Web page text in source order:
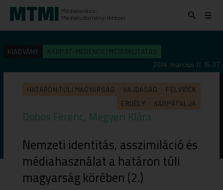
Médiatanács,
Médiatudományi Intézet
KERESÉS AZ INTÉZET ANYAGAI KÖZÖTT
indítása
Keresés
Menü
KIADVÁNY
KÁRPÁT-MEDENCEI MÉDIAKUTATÁS
2014. március 11. 15:37
Dobos Ferenc, Megyeri Klára
HATÁRON TÚLI MAGYARSÁG VAJDASÁG
FELVIDÉK
ERDÉLY
KÁRPÁTALJA
Nemzeti identitás, asszimiláció és
médiahasználat a határon túli
magyarság körében (2.)